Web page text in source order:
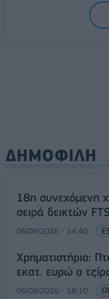
ΔΗΜΟΦΙΛΗ
18η συνεχόμενη
σειρά δεικτών
06/08/2026 - 14:40
Χρηματιστήριο:
εκατ. ευρώ ο
06/08/2026 - 18:10